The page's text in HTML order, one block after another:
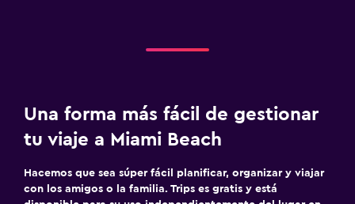
Una forma más fácil de gestionar
tu viaje a Miami Beach
Hacemos que sea súper fácil planificar, organizar y viajar
con los amigos o la familia. Trips es gratis y está